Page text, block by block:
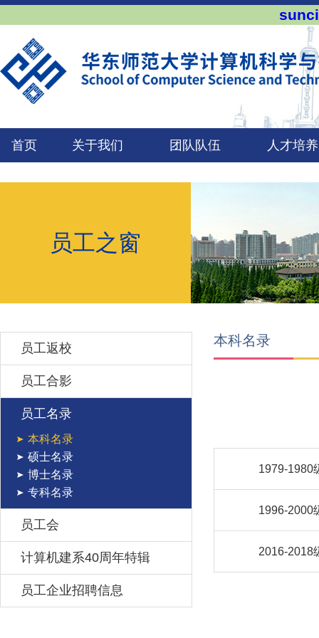
首页 关于我们 团队队伍 人才培养
员工之窗
员工返校
员工合影
员工名录
本科名录
硕士名录
博士名录
专科名录
员工会
计算机建系40周年特辑
员工企业招聘信息
本科名录
1979-1980
1996-2000
2016-2018